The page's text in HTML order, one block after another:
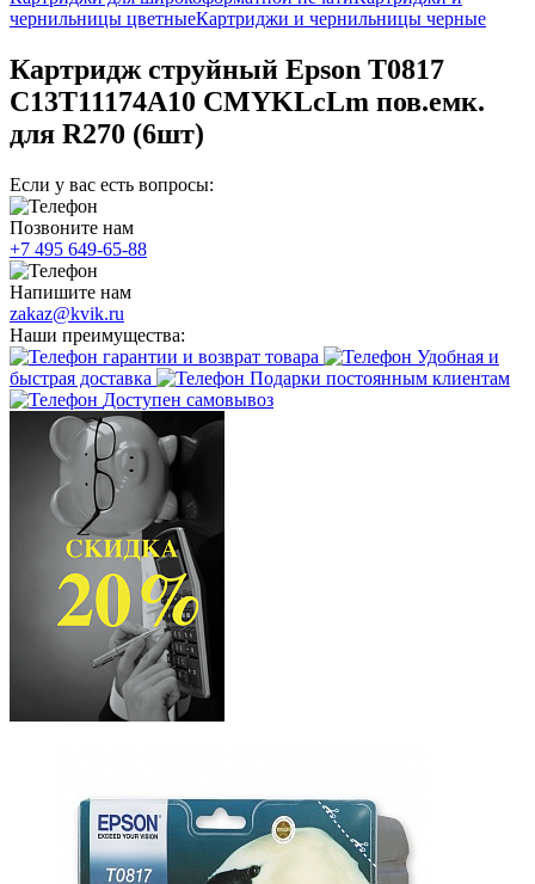
чернильницы цветныеКартриджи и чернильницы черные
Картридж струйный Epson T0817
C13T11174A10 CMYKLcLm пов.емк.
для R270 (6шт)
Если у вас есть вопросы:
Позвоните нам
+7 495 649-65-88
Напишите нам
zakaz@kvik.ru
Наши преимущества:
гарантии и возврат товара
Удобная и
быстрая доставка
Подарки постоянным клиентам
Доступен самовывоз